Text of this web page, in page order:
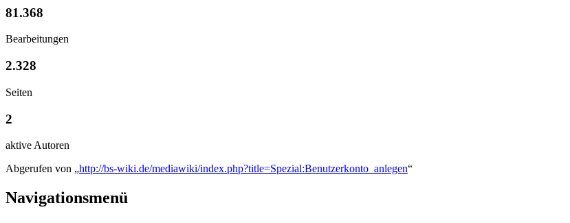
81.368
Bearbeitungen
2.328
Seiten
2
aktive Autoren
Abgerufen von „http://bs-wiki.de/mediawiki/index.php?title=Spezial:Benutzerkonto_anlegen“
Navigationsmenü